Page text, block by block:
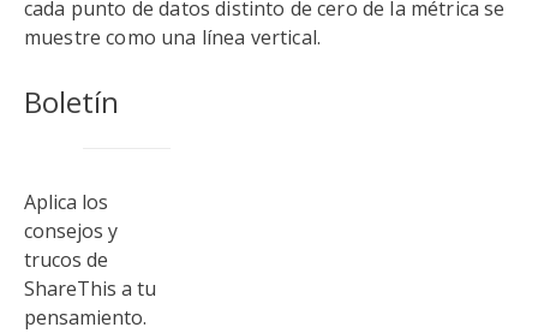
cada punto de datos distinto de cero de la métrica se
muestre como una línea vertical.
Boletín
Aplica los
consejos y
trucos de
ShareThis a tu
pensamiento.